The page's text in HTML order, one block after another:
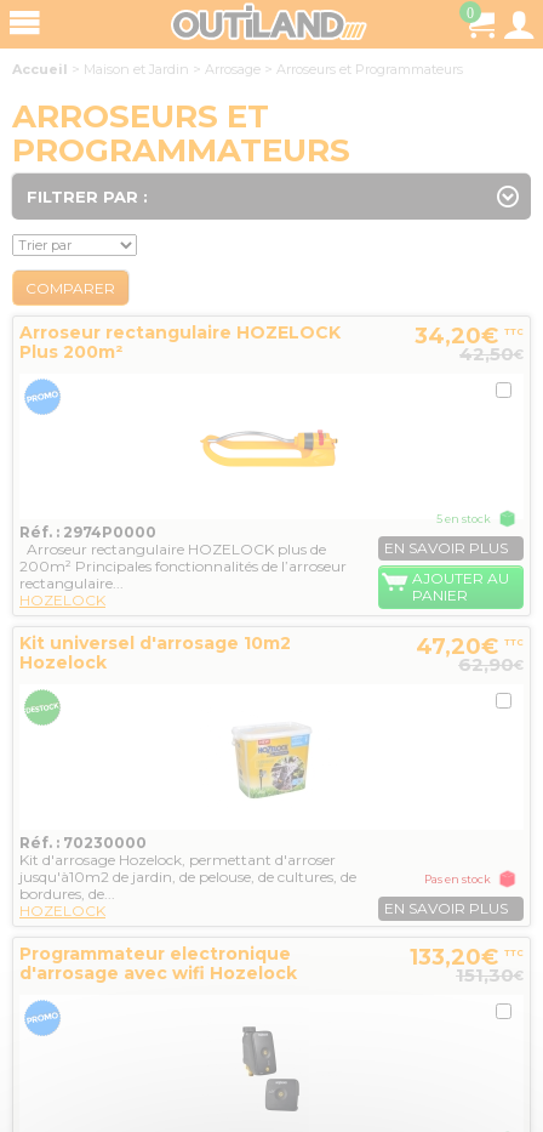
0
Accueil > Maison et Jardin > Arrosage > Arroseurs et Programmateurs
ARROSEURS ET
PROGRAMMATEURS
FILTRER PAR :
COMPARER
Arroseur rectangulaire HOZELOCK
Plus 200m²
34,20€ TTC
42,50€
Réf. : 2974P0000
Arroseur rectangulaire HOZELOCK plus de
200m² Principales fonctionnalités de l’arroseur
rectangulaire...
HOZELOCK
5 en stock
EN SAVOIR PLUS
AJOUTER AU
PANIER
Kit universel d'arrosage 10m2
Hozelock
47,20€ TTC
62,90€
Réf. : 70230000
Kit d'arrosage Hozelock, permettant d'arroser
jusqu'à10m2 de jardin, de pelouse, de cultures, de
bordures, de...
HOZELOCK
Pas en stock
EN SAVOIR PLUS
Programmateur electronique
d'arrosage avec wifi Hozelock
133,20€ TTC
151,30€